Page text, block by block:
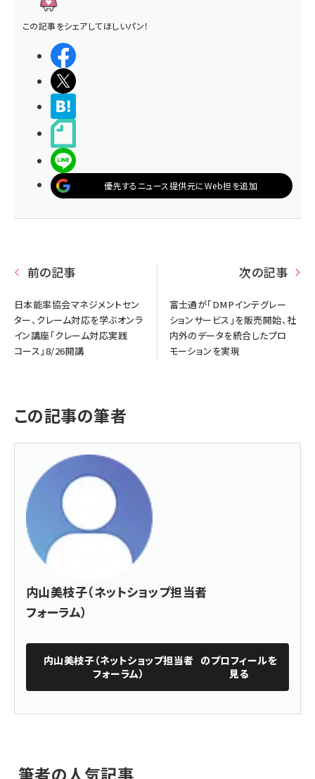
この記事をシェアしてほしいパン！
優先するニュース提供元にWeb担を追加
前の記事
日本能率協会マネジメントセン
ター、クレーム対応を学ぶオンラ
イン講座「クレーム対応実践
コース」8/26開講
次の記事
富士通が「DMPインテグレー
ションサービス」を販売開始、社
内外のデータを統合したプロ
モーションを実現
この記事の筆者
内山美枝子（ネットショップ担当者
フォーラム）
内山美枝子（ネットショップ担当者
フォーラム）
のプロフィールを
見る